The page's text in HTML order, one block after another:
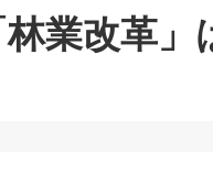
業改革」